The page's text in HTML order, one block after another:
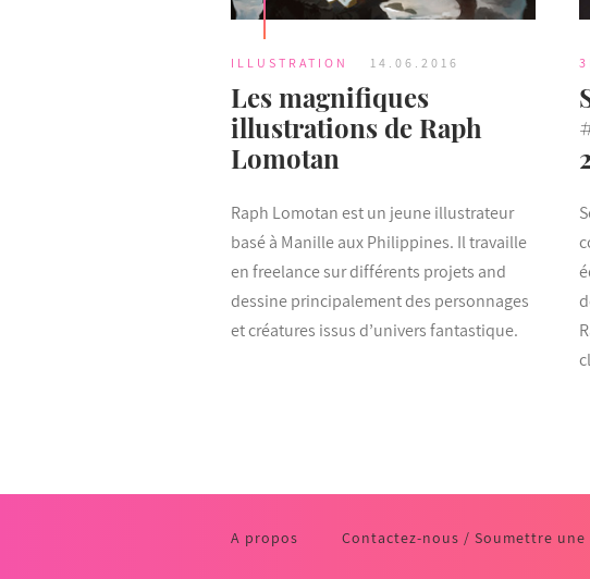
ILLUSTRATION 14.06.2016
Les magnifiques
illustrations de Raph
Lomotan
Raph Lomotan est un jeune illustrateur
basé à Manille aux Philippines. Il travaille
en freelance sur différents projets and
dessine principalement des personnages
et créatures issus d’univers fantastique.
A propos Contactez-nous / Soumettre une